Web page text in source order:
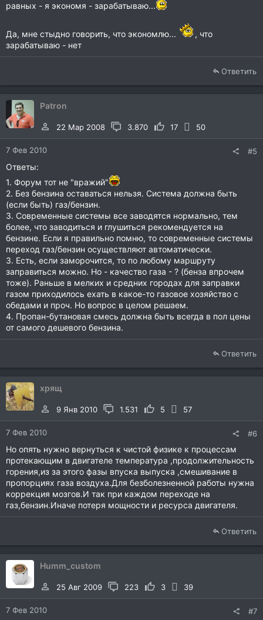
равных - я экономя - зарабатываю...
Да, мне стыдно говорить, что экономлю...
, что
зарабатываю - нет
Ответить
Patron
22 Мар 2008 3.870 17 50
7 Фев 2010 #5
Ответы:
1. Форум тот не "вражий"
2. Без бензина оставаться нельзя. Система должна быть
(если быть) газ/бензин.
3. Современные системы все заводятся нормально, тем
более, что заводиться и глушиться рекомендуется на
бензине. Если я правильно помню, то современные системы
переход газ/бензин осуществляют автоматически.
3. Есть, если заморочится, то по любому маршруту
заправиться можно. Но - качество газа - ? (бенза впрочем
тоже). Раньше в мелких и средних городах для заправки
газом приходилось ехать в какое-то газовое хозяйство с
обедами и проч. Но вопрос в целом решаем.
4. Пропан-бутановая смесь должна быть всегда в пол цены
от самого дешевого бензина.
Ответить
хрящ
9 Янв 2010 1.531 5 57
7 Фев 2010 #6
Но опять нужно вернуться к чистой физике к процессам
протекающим в двигателе температура ,продолжительность
горения,из за этого фазы впуска выпуска ,смешивание в
пропорциях газа воздуха.Для безболезненной работы нужна
коррекция мозгов.И так при каждом переходе на
газ,бензин.Иначе потеря мощности и ресурса двигателя.
Ответить
Humm_custom
25 Авг 2009 223 3 39
7 Фев 2010 #7